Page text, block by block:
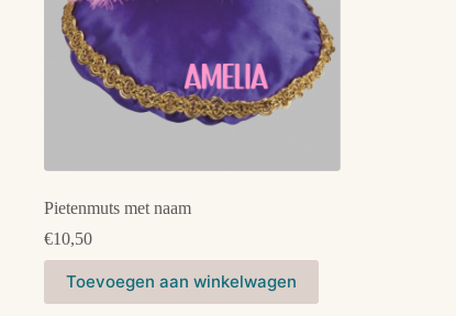
Pietenmuts met naam
€10,50
Toevoegen aan winkelwagen
product
heeft